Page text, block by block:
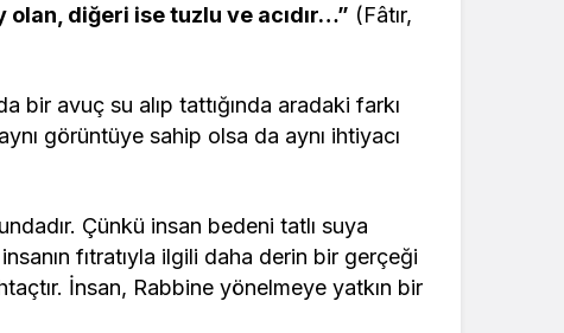
diğeri ise tuzlu ve acıdır…” (Fâtır,
bir avuç su alıp tattığında aradaki farkı
görüntüye sahip olsa da aynı ihtiyacı
Çünkü insan bedeni tatlı suya
fıtratıyla ilgili daha derin bir gerçeği
İnsan, Rabbine yönelmeye yatkın bir